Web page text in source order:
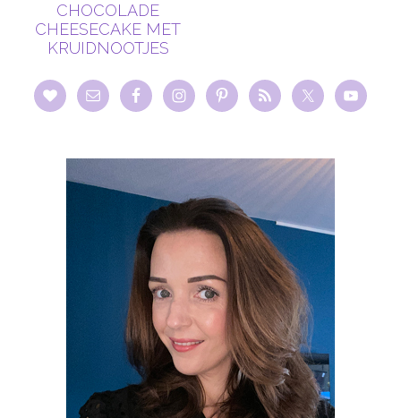
CHOCOLADE
CHEESECAKE MET
KRUIDNOOTJES